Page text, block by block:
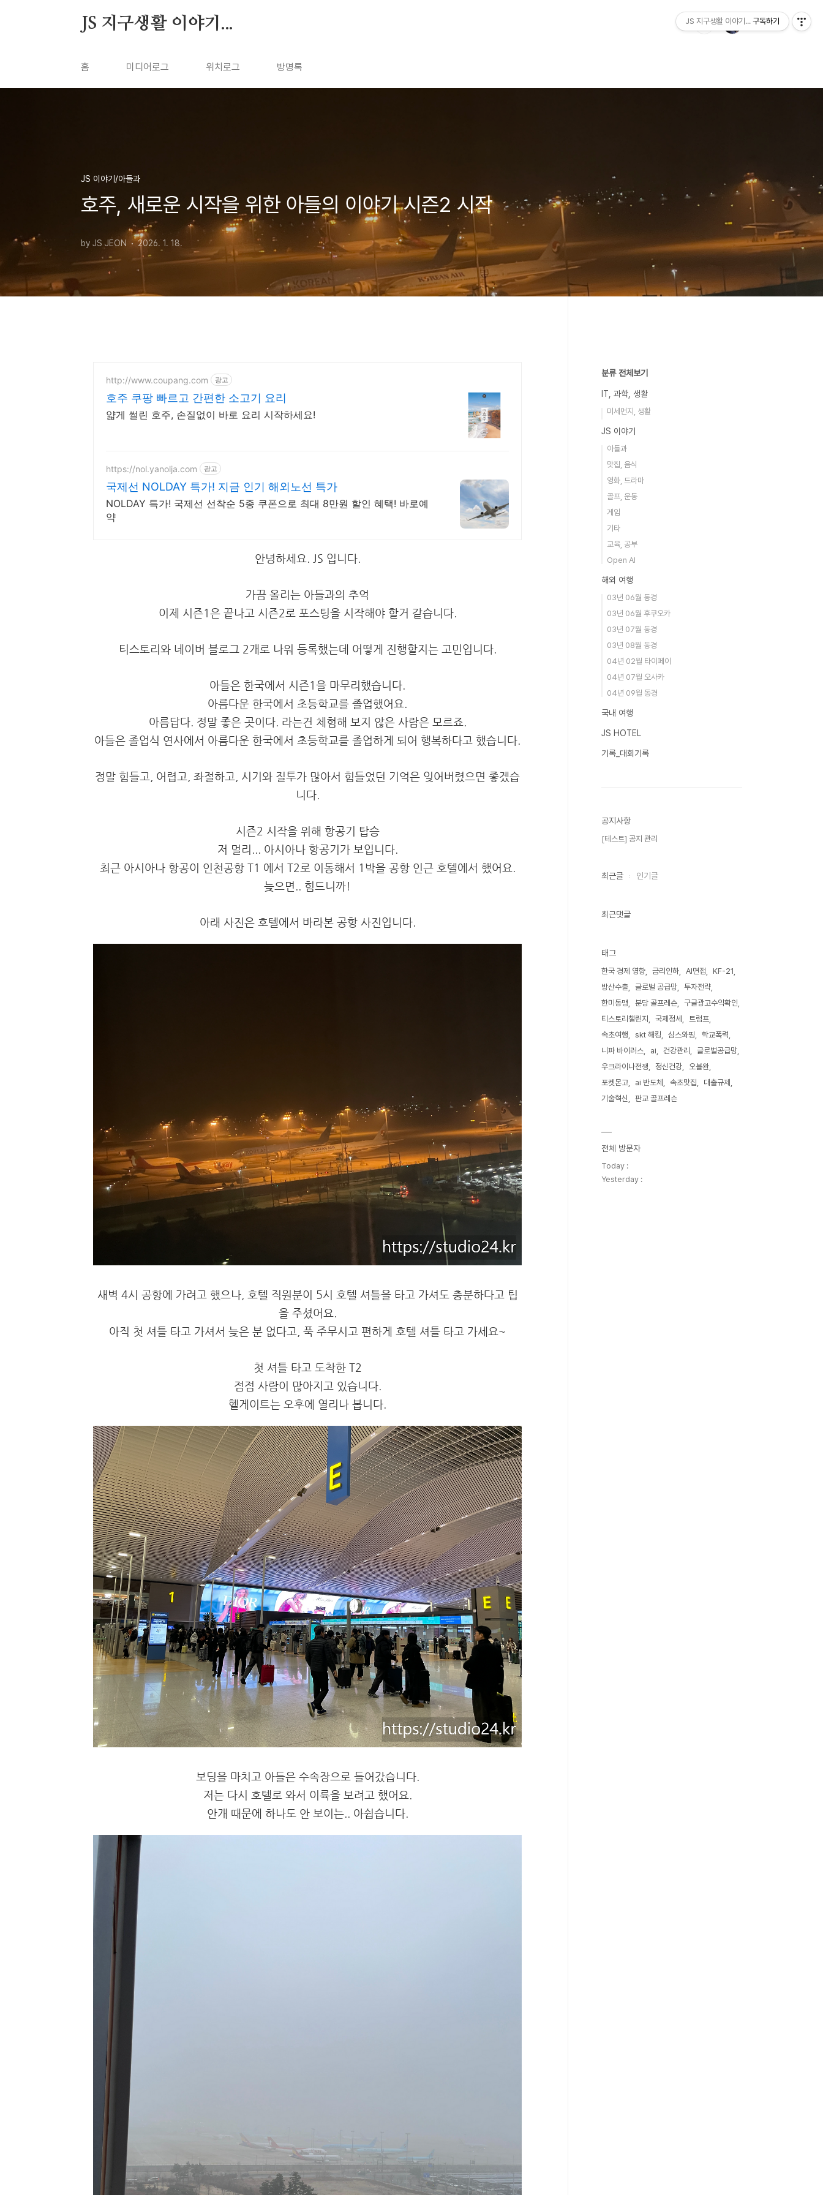
JS 지구생활 이야기...
홈 미디어로그 위치로그 방명록
JS 이야기/아들과
호주, 새로운 시작을 위한 아들의 이야기 시즌2 시작
by JS JEON 2026. 1. 18.
http://www.coupang.com 광고
호주 쿠팡 빠르고 간편한 소고기 요리
얇게 썰린 호주, 손질없이 바로 요리 시작하세요!
https://nol.yanolja.com 광고
국제선 NOLDAY 특가! 지금 인기 해외노선 특가
NOLDAY 특가! 국제선 선착순 5종 쿠폰으로 최대 8만원 할인 혜택! 바로예
약
안녕하세요. JS 입니다.
가끔 올리는 아들과의 추억
이제 시즌1은 끝나고 시즌2로 포스팅을 시작해야 할거 같습니다.
티스토리와 네이버 블로그 2개로 나워 등록했는데 어떻게 진행할지는 고민입니다.
아들은 한국에서 시즌1을 마무리했습니다.
아름다운 한국에서 초등학교를 졸업했어요.
아름답다. 정말 좋은 곳이다. 라는건 체험해 보지 않은 사람은 모르죠.
아들은 졸업식 연사에서 아름다운 한국에서 초등학교를 졸업하게 되어 행복하다고 했습니다.
정말 힘들고, 어렵고, 좌절하고, 시기와 질투가 많아서 힘들었던 기억은 잊어버렸으면 좋겠습
니다.
시즌2 시작을 위해 항공기 탑승
저 멀리... 아시아나 항공기가 보입니다.
최근 아시아나 항공이 인천공항 T1 에서 T2로 이동해서 1박을 공항 인근 호텔에서 했어요.
늦으면.. 힘드니까!
아래 사진은 호텔에서 바라본 공항 사진입니다.
새벽 4시 공항에 가려고 했으나, 호텔 직원분이 5시 호텔 셔틀을 타고 가셔도 충분하다고 팁
을 주셨어요.
아직 첫 셔틀 타고 가셔서 늦은 분 없다고, 푹 주무시고 편하게 호텔 셔틀 타고 가세요~
첫 셔틀 타고 도착한 T2
점점 사람이 많아지고 있습니다.
헬게이트는 오후에 열리나 봅니다.
보딩을 마치고 아들은 수속장으로 들어갔습니다.
저는 다시 호텔로 와서 이륙을 보려고 했어요.
안개 때문에 하나도 안 보이는.. 아쉽습니다.
분류 전체보기
IT, 과학, 생활
미세먼지, 생활
JS 이야기
아들과
맛집, 음식
영화, 드라마
골프, 운동
게임
기타
교육, 공부
Open AI
해외 여행
03년 06월 동경
03년 06월 후쿠오카
03년 07월 동경
03년 08월 동경
04년 02월 타이페이
04년 07월 오사카
04년 09월 동경
국내 여행
JS HOTEL
기록_대회기록
공지사항
[테스트] 공지 관리
최근글 인기글
최근댓글
태그
한국 경제 영향 금리인하 AI면접
KF-21
방산수출
글로벌 공급망
투자전략
한미동맹
분당 골프레슨
구글광고수익확인
티스토리챌린지
국제정세
트럼프
속초여행
skt 해킹 심스와핑
학교폭력
니파 바이러스
ai 건강관리
글로벌공급망
우크라이나전쟁
정신건강
오블완
포켓몬고
ai 반도체 속초맛집
대출규제
기술혁신
판교 골프레슨
전체 방문자
Today :
Yesterday :
JS 지구생활 이야기... 구독하기